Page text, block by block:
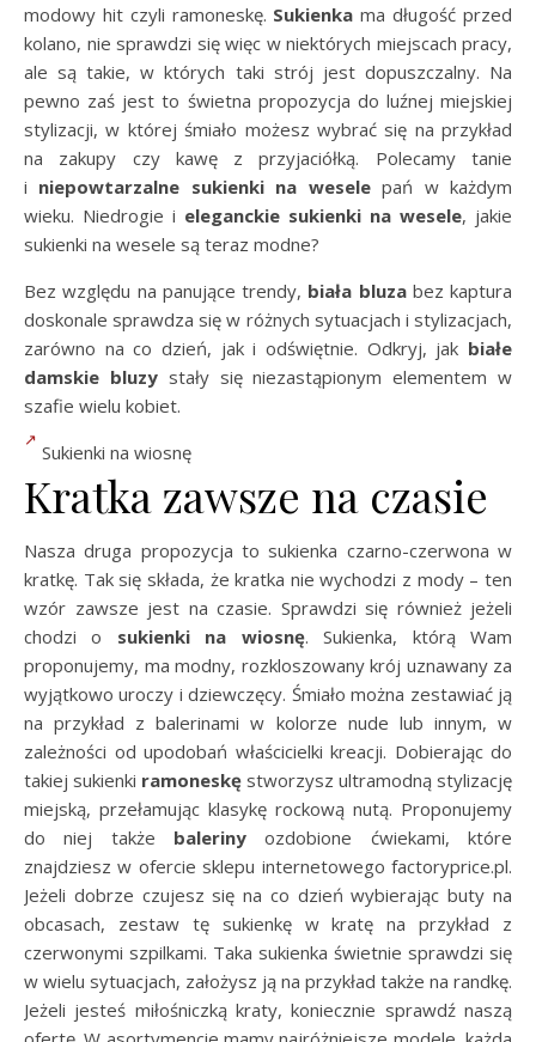
modowy hit czyli ramoneskę. Sukienka ma długość przed
kolano, nie sprawdzi się więc w niektórych miejscach pracy,
ale są takie, w których taki strój jest dopuszczalny. Na
pewno zaś jest to świetna propozycja do luźnej miejskiej
stylizacji, w której śmiało możesz wybrać się na przykład
na zakupy czy kawę z przyjaciółką. Polecamy tanie
i niepowtarzalne sukienki na weselepań w każdym
wieku. Niedrogie i eleganckie sukienki na wesele, jakie
sukienki na wesele są teraz modne?
Bez względu na panujące trendy, biała bluza bez kaptura
doskonale sprawdza się w różnych sytuacjach i stylizacjach,
zarówno na co dzień, jak i odświętnie. Odkryj, jak białe
damskie bluzystały się niezastąpionym elementem w
szafie wielu kobiet.
Sukienki na wiosnę
Kratka zawsze na czasie
Nasza druga propozycja to sukienka czarno-czerwona w
kratkę. Tak się składa, że kratka nie wychodzi z mody – ten
wzór zawsze jest na czasie. Sprawdzi się również jeżeli
chodzi o sukienki na wiosnę. Sukienka, którą Wam
proponujemy, ma modny, rozkloszowany krój uznawany za
wyjątkowo uroczy i dziewczęcy. Śmiało można zestawiać ją
na przykład z balerinami w kolorze nude lub innym, w
zależności od upodobań właścicielki kreacji. Dobierając do
takiej sukienki ramoneskę stworzysz ultramodną stylizację
miejską, przełamując klasykę rockową nutą. Proponujemy
do niej także baleriny ozdobione ćwiekami, które
znajdziesz w ofercie sklepu internetowego factoryprice.pl.
Jeżeli dobrze czujesz się na co dzień wybierając buty na
obcasach, zestaw tę sukienkę w kratę na przykład z
czerwonymi szpilkami. Taka sukienka świetnie sprawdzi się
w wielu sytuacjach, założysz ją na przykład także na randkę.
Jeżeli jesteś miłośniczką kraty, koniecznie sprawdź naszą